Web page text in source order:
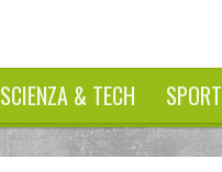
SCIENZA & TECH SPORT